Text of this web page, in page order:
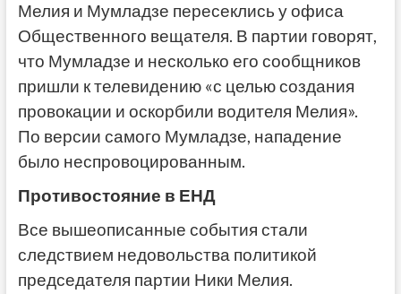
Мелия и Мумладзе пересеклись у офиса
Общественного вещателя. В партии говорят,
что Мумладзе и несколько его сообщников
пришли к телевидению «с целью создания
провокации и оскорбили водителя Мелия».
По версии самого Мумладзе, нападение
было неспровоцированным.
Противостояние в ЕНД
Все вышеописанные события стали
следствием недовольства политикой
председателя партии Ники Мелия.